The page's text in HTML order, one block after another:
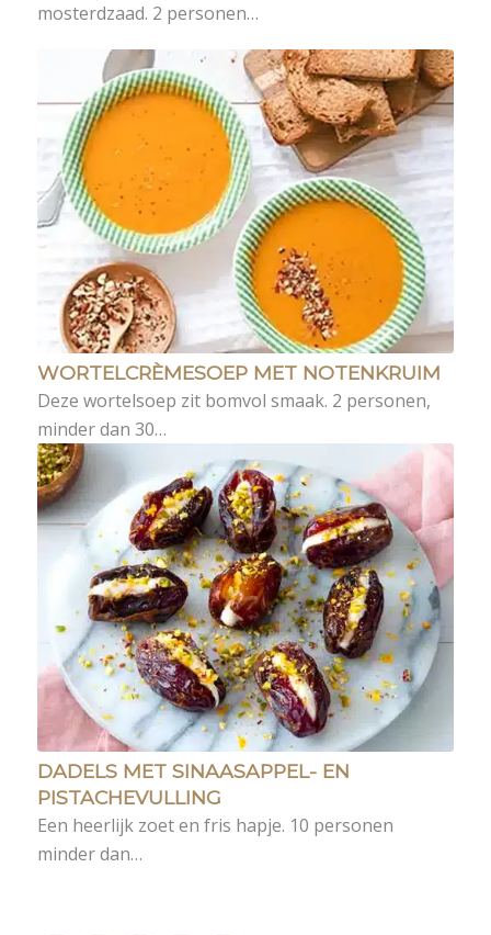
mosterdzaad. 2 personen…
WORTELCRÈMESOEP MET NOTENKRUIM
Deze wortelsoep zit bomvol smaak. 2 personen,
minder dan 30…
DADELS MET SINAASAPPEL- EN
PISTACHEVULLING
Een heerlijk zoet en fris hapje. 10 personen
minder dan…